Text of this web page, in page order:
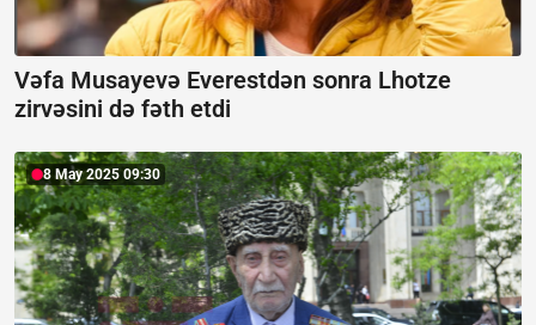
Vəfa Musayevə Everestdən sonra Lhotze
zirvəsini də fəth etdi
8 May 2025 09:30